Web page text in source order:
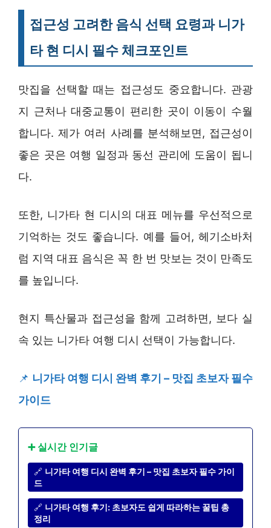
접근성 고려한 음식 선택 요령과 니가
타 현 디시 필수 체크포인트
맛집을 선택할 때는 접근성도 중요합니다. 관광
지 근처나 대중교통이 편리한 곳이 이동이 수월
합니다. 제가 여러 사례를 분석해보면, 접근성이
좋은 곳은 여행 일정과 동선 관리에 도움이 됩니
다.
또한, 니가타 현 디시의 대표 메뉴를 우선적으로
기억하는 것도 좋습니다. 예를 들어, 헤기소바처
럼 지역 대표 음식은 꼭 한 번 맛보는 것이 만족도
를 높입니다.
현지 특산물과 접근성을 함께 고려하면, 보다 실
속 있는 니가타 여행 디시 선택이 가능합니다.
📌 니가타 여행 디시 완벽 후기 – 맛집 초보자 필수
가이드
➕ 실시간 인기글
🔗 니가타 여행 디시 완벽 후기 – 맛집 초보자 필수 가이
드
🔗 니가타 여행 후기: 초보자도 쉽게 따라하는 꿀팁 총
정리